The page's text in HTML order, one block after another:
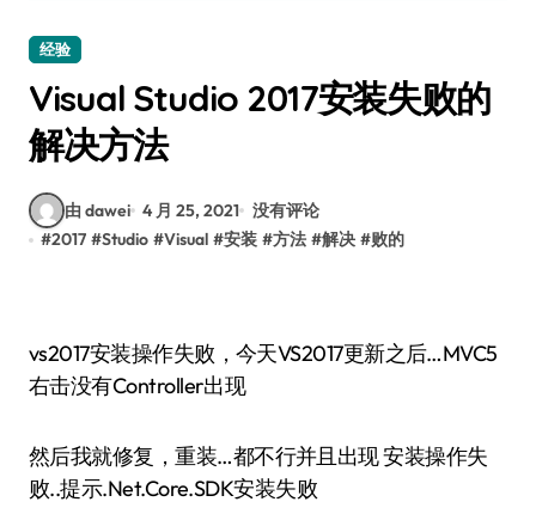
经验
Visual Studio 2017安装失败的
解决方法
由 dawei 4 月 25, 2021 没有评论
#2017 #Studio #Visual #安装 #方法 #解决 #败的
vs2017安装操作失败，今天VS2017更新之后…MVC5
右击没有Controller出现
然后我就修复，重装…都不行并且出现 安装操作失
败..提示.Net.Core.SDK安装失败